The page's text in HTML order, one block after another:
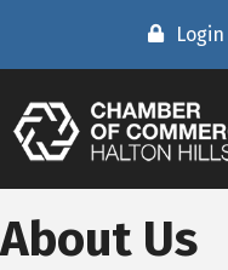
Login
About Us